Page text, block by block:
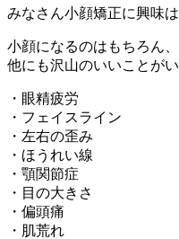
みなさん小顔矯正に興味
小顔になるのはもちろん、
他にも沢山のいいことが
・眼精疲労
・フェイスライン
・左右の歪み
・ほうれい線
・顎関節症
・目の大きさ
・偏頭痛
・肌荒れ